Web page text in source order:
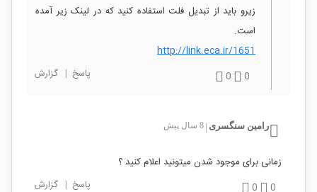
زیرو باید از تبدیل فلت استفاده کنید که در لینک زیر آمده
است.
http://link.eca.ir/1651
0
0 پاسخ | گزارش
رامین سنگسری 8 سال پیش
زمانی برای موجود شدن میتونید اعلام کنید ؟
0
0 پاسخ | گزارش